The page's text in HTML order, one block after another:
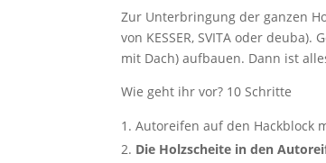
Zur Unterbringung der ganzen
von KESSER, SVITA oder
mit Dach) aufbauen. Dann ist
Wie geht ihr vor? 10 Schritte
Autoreifen auf den Hackblock
Die Holzscheite in den